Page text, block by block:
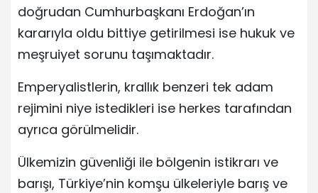
doğrudan Cumhurbaşkanı Erdoğan’ın
kararıyla oldu bittiye getirilmesi ise hukuk ve
meşruiyet sorunu taşımaktadır.
Emperyalistlerin, krallık benzeri tek adam
rejimini niye istedikleri ise herkes tarafından
ayrıca görülmelidir.
Ülkemizin güvenliği ile bölgenin istikrarı ve
barışı, Türkiye’nin komşu ülkeleriyle barış ve